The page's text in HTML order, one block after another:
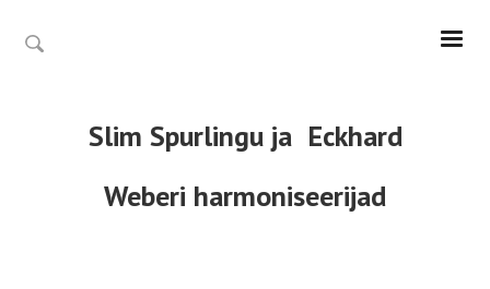
Slim Spurlingu ja Eckhard
Weberi harmoniseerijad